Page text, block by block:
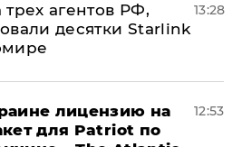
агентов РФ,
десятки Starlink
13:28
лицензию на
для Patriot по
12:53